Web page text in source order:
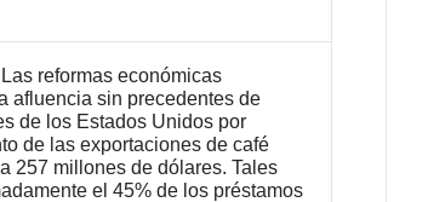
reformas económicas
afluencia sin precedentes de
de los Estados Unidos por
de las exportaciones de café
257 millones de dólares. Tales
el 45% de los préstamos